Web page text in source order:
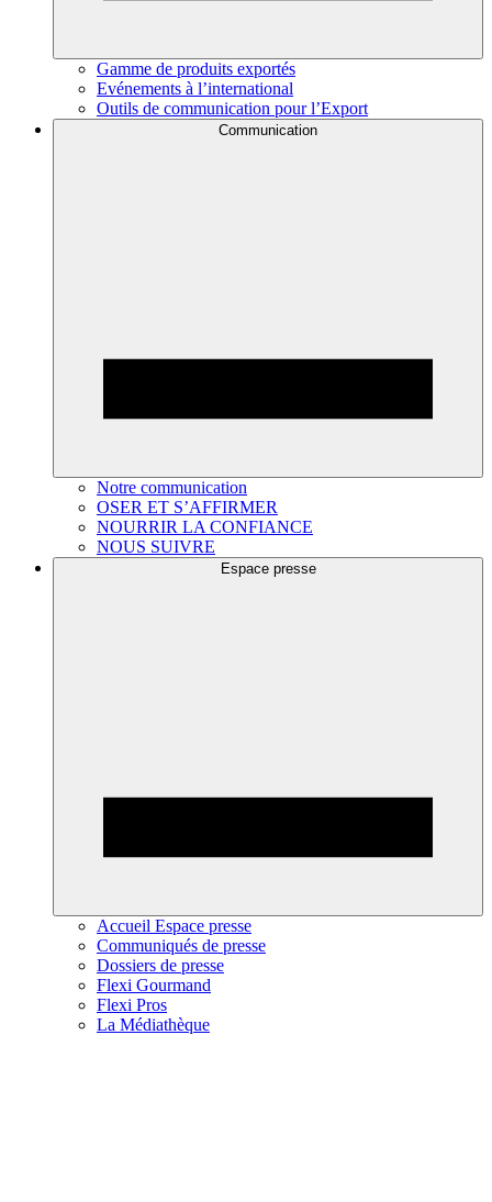
Gamme de produits exportés
Evénements à l’international
Outils de communication pour l’Export
Communication
Notre communication
OSER ET S’AFFIRMER
NOURRIR LA CONFIANCE
NOUS SUIVRE
Espace presse
Accueil Espace presse
Communiqués de presse
Dossiers de presse
Flexi Gourmand
Flexi Pros
La Médiathèque